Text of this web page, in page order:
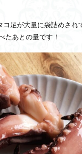
コ足が大量に袋詰めされ
たあとの量です！